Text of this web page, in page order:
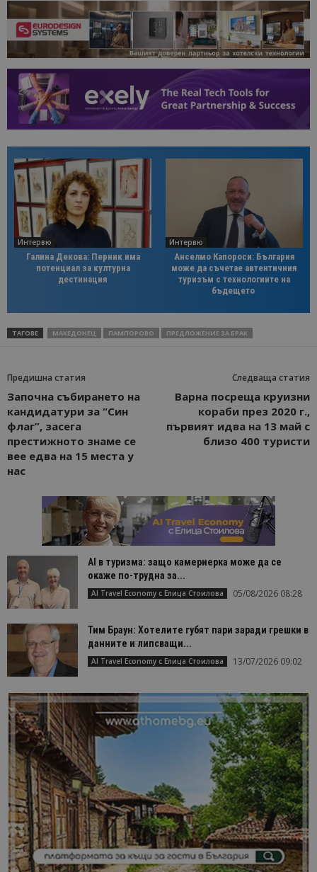
Интервю
Галина Декова: Перник има
потенциал за културна
дестинация
Интервю
Анселмо Капороси: България
може да съчетае автентичния
туризъм с технологиите на
бъдещето
ТАГОВЕ МАКЕДОНЕЦ ПАМПОРОВО ПРЕДЛОЖЕНИЕ ЗА БРАК
Предишна статия
Започна събирането на
кандидатури за “Син
флаг”, засега
престижното знаме се
вее едва на 15 места у
нас
Следваща статия
Варна посреща круизни
кораби през 2020 г.,
първият идва на 13 май с
близо 400 туристи
AI в туризма: защо камериерка може да се
окаже по-трудна за...
AI Travel Economy с Елица Стоилова 05/08/2026 08:28
Тим Браун: Хотелите губят пари заради грешки в
данните и липсващи...
AI Travel Economy с Елица Стоилова 13/07/2026 09:02